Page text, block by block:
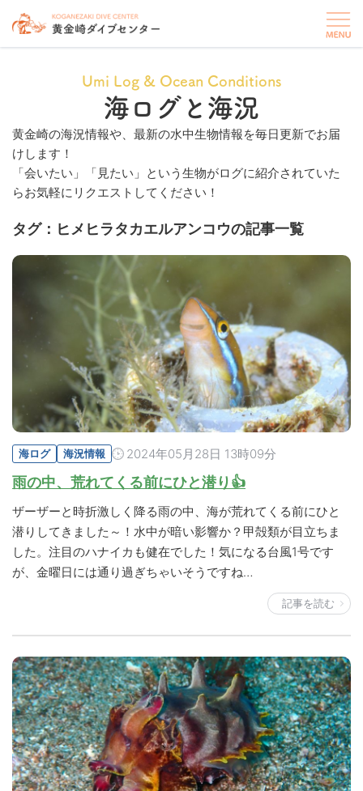
Umi Log & Ocean Conditions
海ログと海況
黄金崎の海況情報や、最新の水中生物情報を毎日更新でお届
けします！
「会いたい」「見たい」という生物がログに紹介されていた
らお気軽にリクエストしてください！
タグ：ヒメヒラタカエルアンコウの記事一覧
海ログ 海況情報 2024年05月28日 13時09分
雨の中、荒れてくる前にひと潜り👍
ザーザーと時折激しく降る雨の中、海が荒れてくる前にひと
潜りしてきました～！水中が暗い影響か？甲殻類が目立ちま
した。注目のハナイカも健在でした！気になる台風1号です
が、金曜日には通り過ぎちゃいそうですね…
記事を読む